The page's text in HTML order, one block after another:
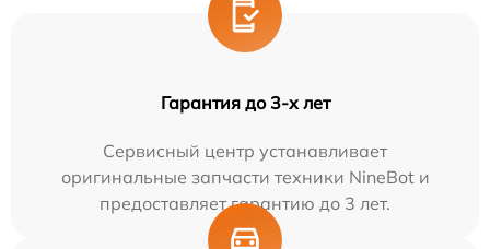
Гарантия до 3-х лет
Сервисный центр устанавливает
оригинальные запчасти техники NineBot и
предоставляет гарантию до 3 лет.